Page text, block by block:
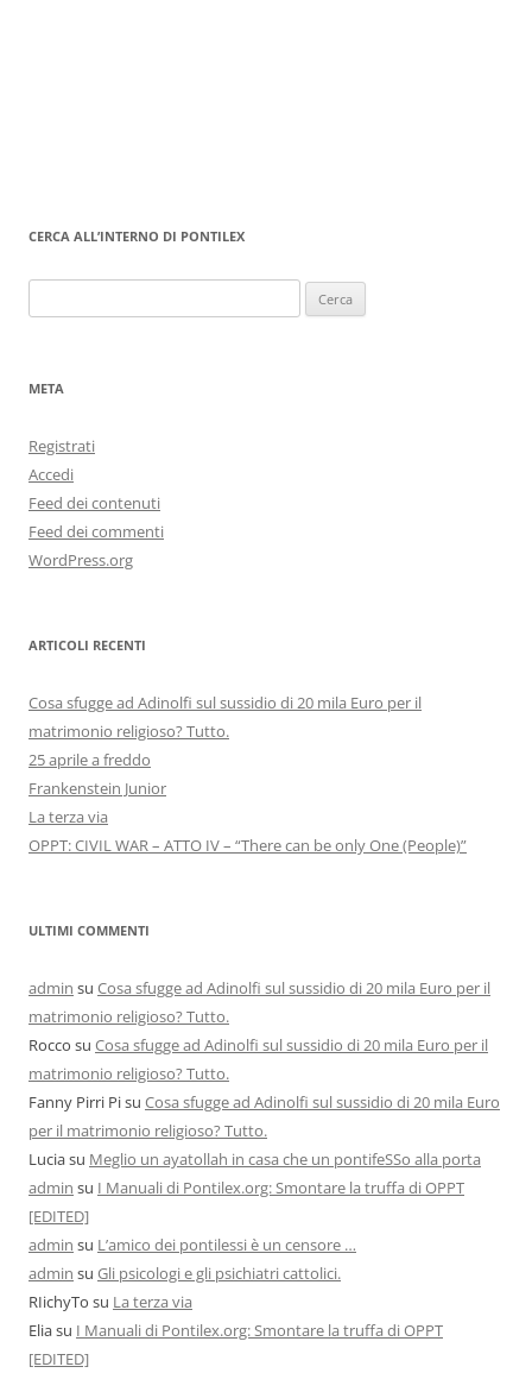
CERCA ALL’INTERNO DI PONTILEX
per:
META
Registrati
Accedi
Feed dei contenuti
Feed dei commenti
WordPress.org
ARTICOLI RECENTI
Cosa sfugge ad Adinolfi sul sussidio di 20 mila Euro per il
matrimonio religioso? Tutto.
25 aprile a freddo
Frankenstein Junior
La terza via
OPPT: CIVIL WAR – ATTO IV – “There can be only One (People)”
ULTIMI COMMENTI
admin su Cosa sfugge ad Adinolfi sul sussidio di 20 mila Euro per il
matrimonio religioso? Tutto.
Rocco su Cosa sfugge ad Adinolfi sul sussidio di 20 mila Euro per il
matrimonio religioso? Tutto.
Fanny Pirri Pisu Cosa sfugge ad Adinolfi sul sussidio di 20 mila Euro
per il matrimonio religioso? Tutto.
Luciasu Meglio un ayatollah in casa che un pontifeSSo alla porta
admin su I Manuali di Pontilex.org: Smontare la truffa di OPPT
[EDITED]
admin su L’amico dei pontilessi è un censore …
admin su Gli psicologi e gli psichiatri cattolici.
RIichyTo su La terza via
Eliasu I Manuali di Pontilex.org: Smontare la truffa di OPPT
[EDITED]